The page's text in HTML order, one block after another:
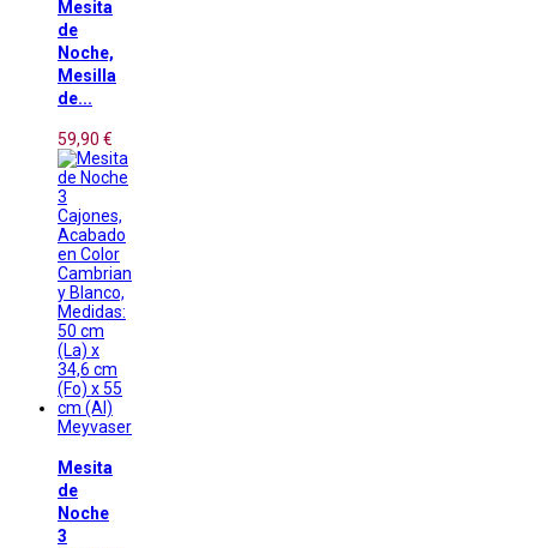
Mesita
de
Noche,
Mesilla
de...
59,90 €
Meyvaser
Mesita
de
Noche
3